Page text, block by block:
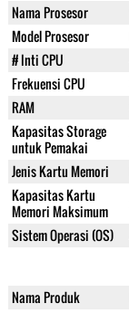
Nama Prosesor
Model Prosesor
# Inti CPU
Frekuensi CPU
RAM
Kapasitas Storage
untuk Pemakai
Jenis Kartu Memori
Kapasitas Kartu
Memori Maksimum
Sistem Operasi (OS)
Nama Produk